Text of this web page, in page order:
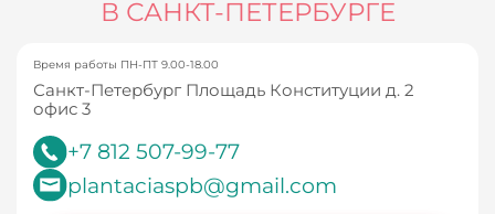
В САНКТ-ПЕТЕРБУРГЕ
Время работы ПН-ПТ 9.00-18.00
Санкт-Петербург Площадь Конституции д. 2
офис 3
+7 812 507-99-77
plantaciaspb@gmail.com